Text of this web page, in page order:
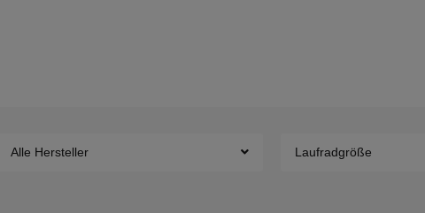
Alle Hersteller Laufradgröße